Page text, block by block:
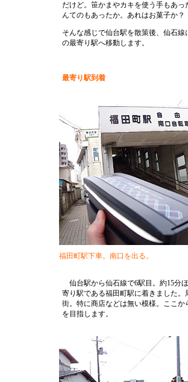
だけど。笹かまやカキを使う手もあっ
んてのもあったか。あれはお菓子か？
そんな感じで仙台駅を散策後、仙石線
の最寄り駅へ移動します。
最寄り駅到着
福田町駅下車。南口を出る。
仙台駅から仙石線で6駅目。約15分
寄り駅である福田町駅に着きました。
街。特に商店などは無い模様。ここか
を目指します。